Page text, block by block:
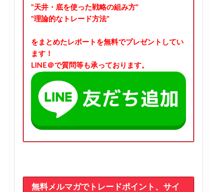
"天井・底を使った戦略の組み方"
"理論的なトレード方法"
をまとめたレポートを無料でプレゼントしてい
ます！
LINE＠で質問等も承っております。
無料メルマガでトレードポイント、サイ